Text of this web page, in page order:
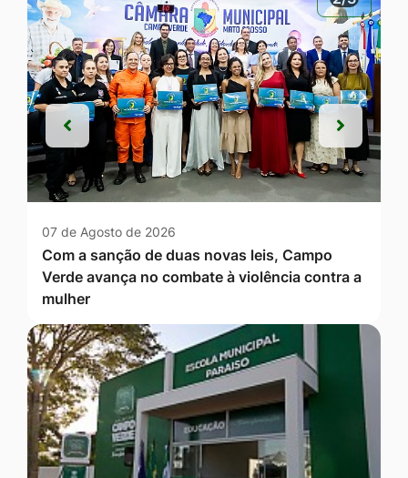
07 de Agosto de 2026
Com a sanção de duas novas leis, Campo
Verde avança no combate à violência contra a
mulher
Anterior
Anterior Próxima